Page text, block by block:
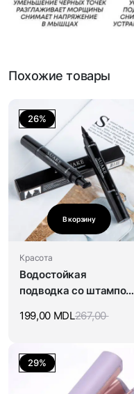
Похожие товары
26%
В корзину
Красота
Водостойкая
подводка со штампом
267,00
199,00 MDL
29%